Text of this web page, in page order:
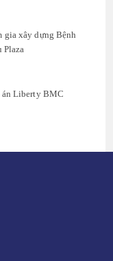
gia xây dựng Bệnh
Plaza
án Liberty BMC